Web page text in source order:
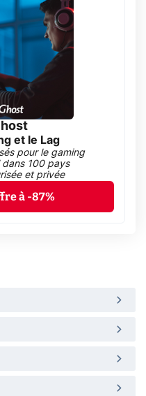
et le Lag
pour le gaming
dans 100 pays
et privée
à -87%